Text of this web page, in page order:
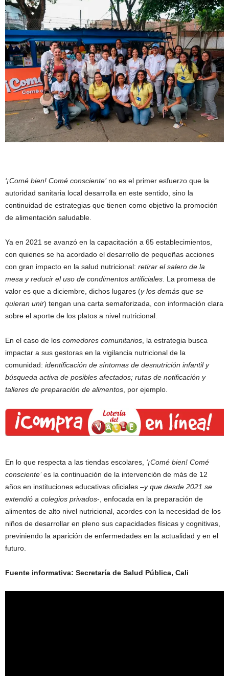
‘¡Comé bien! Comé consciente’no es el primer esfuerzo que la
autoridad sanitaria local desarrolla en este sentido, sino la
continuidad de estrategias que tienen como objetivo la promoción
de alimentación saludable.
Ya en 2021 se avanzó en la capacitación a 65 establecimientos,
con quienes se ha acordado el desarrollo de pequeñas acciones
con gran impacto en la salud nutricional: retirar el salero de la
mesa y reducir el uso de condimentos artificiales. La promesa de
valor es que a diciembre, dichos lugares (y los demás que se
quieran unir) tengan una carta semaforizada, con información clara
sobre el aporte de los platos a nivel nutricional.
En el caso de los comedores comunitarios, la estrategia busca
impactar a sus gestoras en la vigilancia nutricional de la
comunidad: identificación de síntomas de desnutrición infantil y
búsqueda activa de posibles afectados; rutas de notificación y
talleres de preparación de alimentos, por ejemplo.
En lo que respecta a las tiendas escolares, ‘¡Comé bien! Comé
consciente’es la continuación de la intervención de más de 12
años en instituciones educativas oficiales –y que desde 2021 se
extendió a colegios privados-, enfocada en la preparación de
alimentos de alto nivel nutricional, acordes con la necesidad de los
niños de desarrollar en pleno sus capacidades físicas y cognitivas,
previniendo la aparición de enfermedades en la actualidad y en el
futuro.
Fuente informativa: Secretaría de Salud Pública, Cali